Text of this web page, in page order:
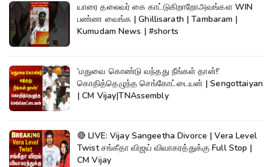
யாரை தலைவர் கை காட்டுகிறாறோஅவங்கள WIN
பண்ண வைங்க | Ghillisarath | Tambaram |
Kumudam News | #shorts
‘மதுவை கொண்டு வந்தது நீங்கள் தான்!’
கொதித்தெழுந்த செங்கோட்டையன் | Sengottaiyan
| CM Vijay|TNAssembly
🔴 LIVE: Vijay Sangeetha Divorce | Vera Level
Twist சங்கீதா விஜய் விவாகரத்துக்கு Full Stop |
CM Vijay